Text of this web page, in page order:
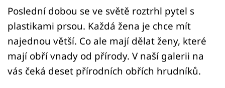
Youtubeři
Virály
Sex a vztahy
Poslední dobou se ve světě roztrhl pytel s
plastikami prsou. Každá žena je chce mít
najednou větší. Co ale mají dělat ženy, které
mají obří vnady od přírody. V naší galerii na
vás čeká deset přírodních obřích hrudníků.